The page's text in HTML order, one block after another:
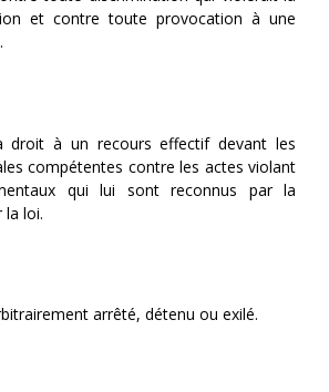
et contre toute provocation à une
droit à un recours effectif devant les
compétentes contre les actes violant
qui lui sont reconnus par la
loi.
arrêté, détenu ou exilé.